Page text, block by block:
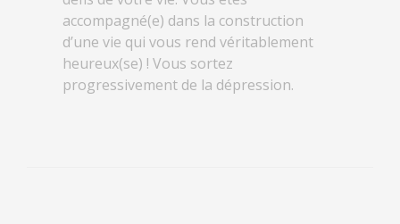
accompagné(e) dans la construction
d’une vie qui vous rend véritablement
heureux(se) ! Vous sortez
progressivement de la dépression.